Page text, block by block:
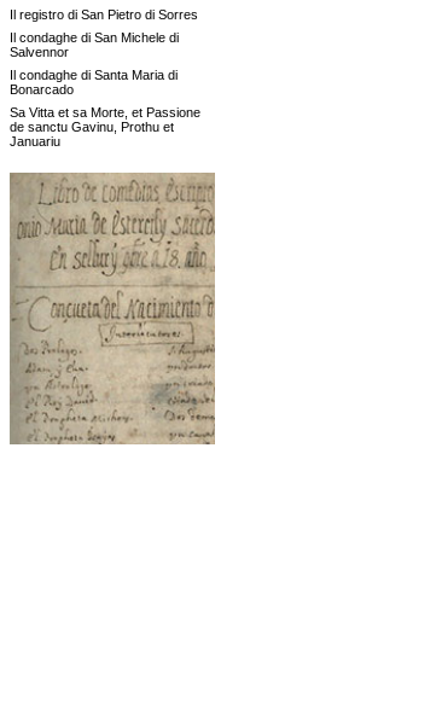
Il registro di San Pietro di Sorres
Il condaghe di San Michele di
Salvennor
Il condaghe di Santa Maria di
Bonarcado
Sa Vitta et sa Morte, et Passione
de sanctu Gavinu, Prothu et
Januariu